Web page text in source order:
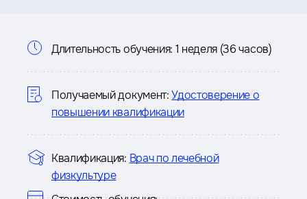
Информация
о
курсе
Длительность обучения: 1 неделя (36 часов)
Получаемый документ: Удостоверение о
повышении квалификации
Квалификация: Врач по лечебной
физкультуре